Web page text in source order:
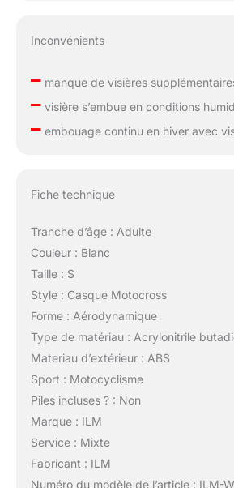
Inconvénients
–manque de visières
–visière s’embue en conditions
–embouage continu en hiver avec
Fiche technique
Tranche d’âge : Adulte
Couleur : Blanc
Taille : S
Style : Casque Motocross
Forme : Aérodynamique
Type de matériau : Acrylonitrile
Materiau d’extérieur : ABS
Sport : Motocyclisme
Piles incluses ? : Non
Marque : ILM
Service : Mixte
Fabricant : ILM
Numéro du modèle de l’article : ILM-